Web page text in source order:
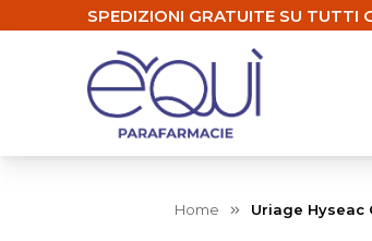
SPEDIZIONI GRATUITE SU TUTTI
Home Uriage Hyseac